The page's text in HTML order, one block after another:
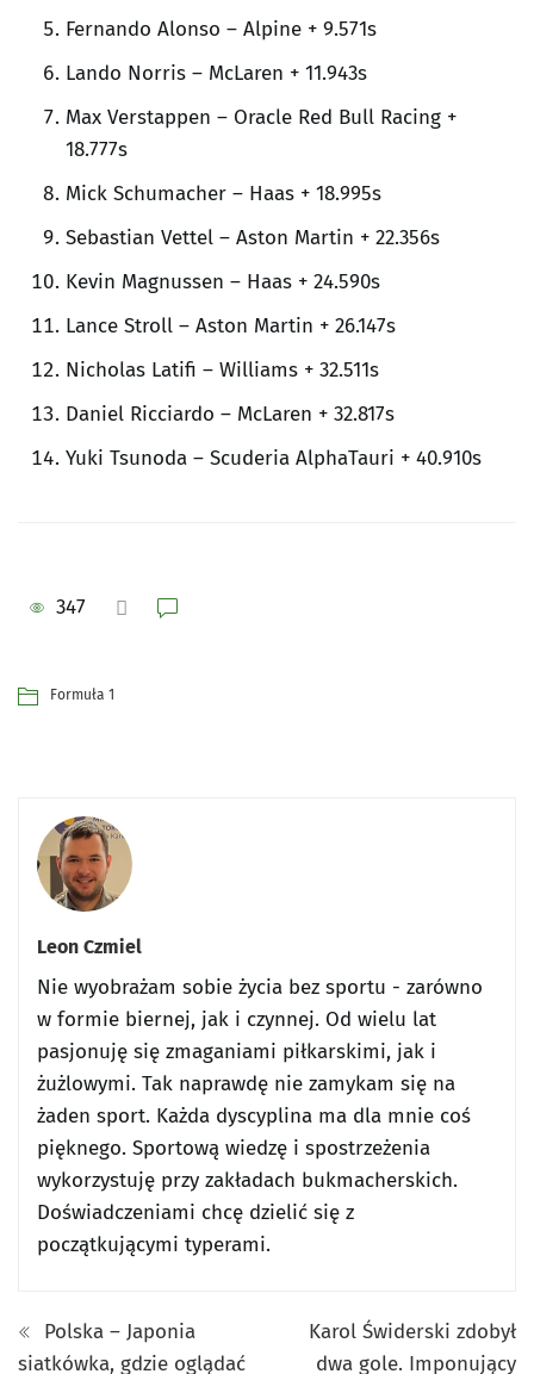
Fernando Alonso – Alpine + 9.571s
Lando Norris – McLaren + 11.943s
Max Verstappen – Oracle Red Bull Racing +
18.777s
Mick Schumacher – Haas + 18.995s
Sebastian Vettel – Aston Martin + 22.356s
Kevin Magnussen – Haas + 24.590s
Lance Stroll – Aston Martin + 26.147s
Nicholas Latifi – Williams + 32.511s
Daniel Ricciardo – McLaren + 32.817s
Yuki Tsunoda – Scuderia AlphaTauri + 40.910s
347
Formuła 1
Leon Czmiel
Nie wyobrażam sobie życia bez sportu - zarówno
w formie biernej, jak i czynnej. Od wielu lat
pasjonuję się zmaganiami piłkarskimi, jak i
żużlowymi. Tak naprawdę nie zamykam się na
żaden sport. Każda dyscyplina ma dla mnie coś
pięknego. Sportową wiedzę i spostrzeżenia
wykorzystuję przy zakładach bukmacherskich.
Doświadczeniami chcę dzielić się z
początkującymi typerami.
Polska – Japonia
siatkówka, gdzie oglądać
Karol Świderski zdobył
dwa gole. Imponujący